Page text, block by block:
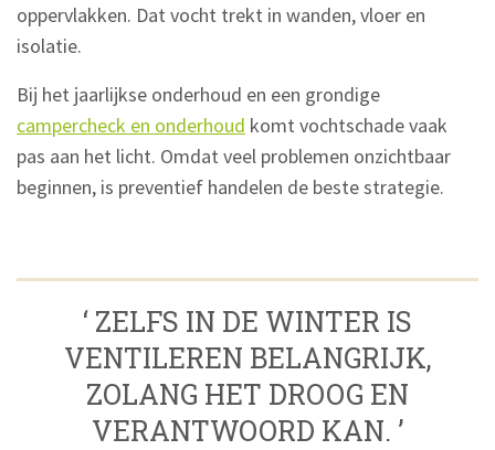
oppervlakken. Dat vocht trekt in wanden, vloer en
isolatie.
Bij het jaarlijkse onderhoud en een grondige
campercheck en onderhoud komt vochtschade vaak
pas aan het licht. Omdat veel problemen onzichtbaar
beginnen, is preventief handelen de beste strategie.
‘ ZELFS IN DE WINTER IS
VENTILEREN BELANGRIJK,
ZOLANG HET DROOG EN
VERANTWOORD KAN. ’